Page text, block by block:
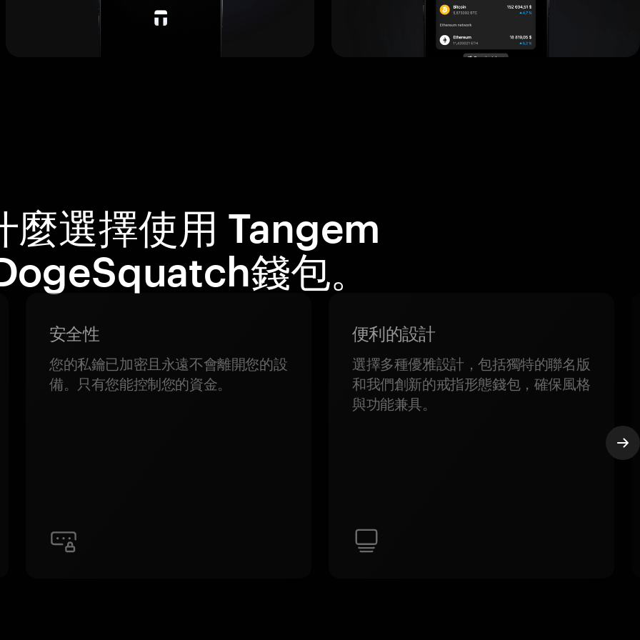
麼選擇使用 Tangem
錢包。
安全性
您的私鑰已加密且永遠不會離開您的設
備。只有您能控制您的資金。
便利的設計
選擇多種優雅設計，包括獨特的聯名版
和我們創新的戒指形態錢包，確保風格
與功能兼具。